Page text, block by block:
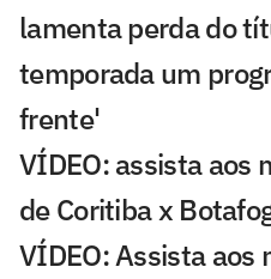
lamenta perda do
temporada um
frente'
VÍDEO: assista aos
de Coritiba x
VÍDEO: Assista